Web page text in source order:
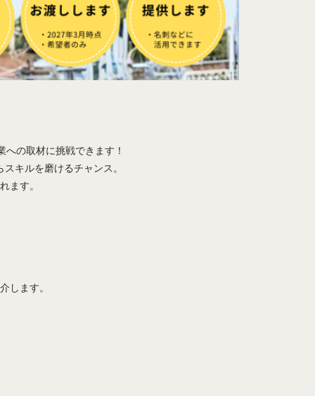
の取材に挑戦できます！
キルを磨けるチャンス。
ます。
します。